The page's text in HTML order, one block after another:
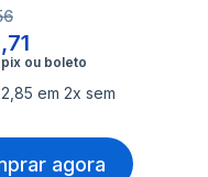
em 2x sem
agora